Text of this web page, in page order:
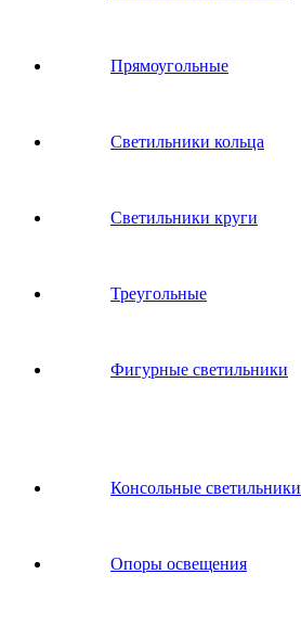
Прямоугольные
Светильники кольца
Светильники круги
Треугольные
Фигурные светильники
Консольные светильники
Опоры освещения